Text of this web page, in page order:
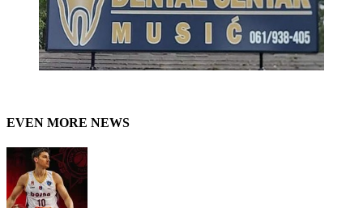
EVEN MORE NEWS